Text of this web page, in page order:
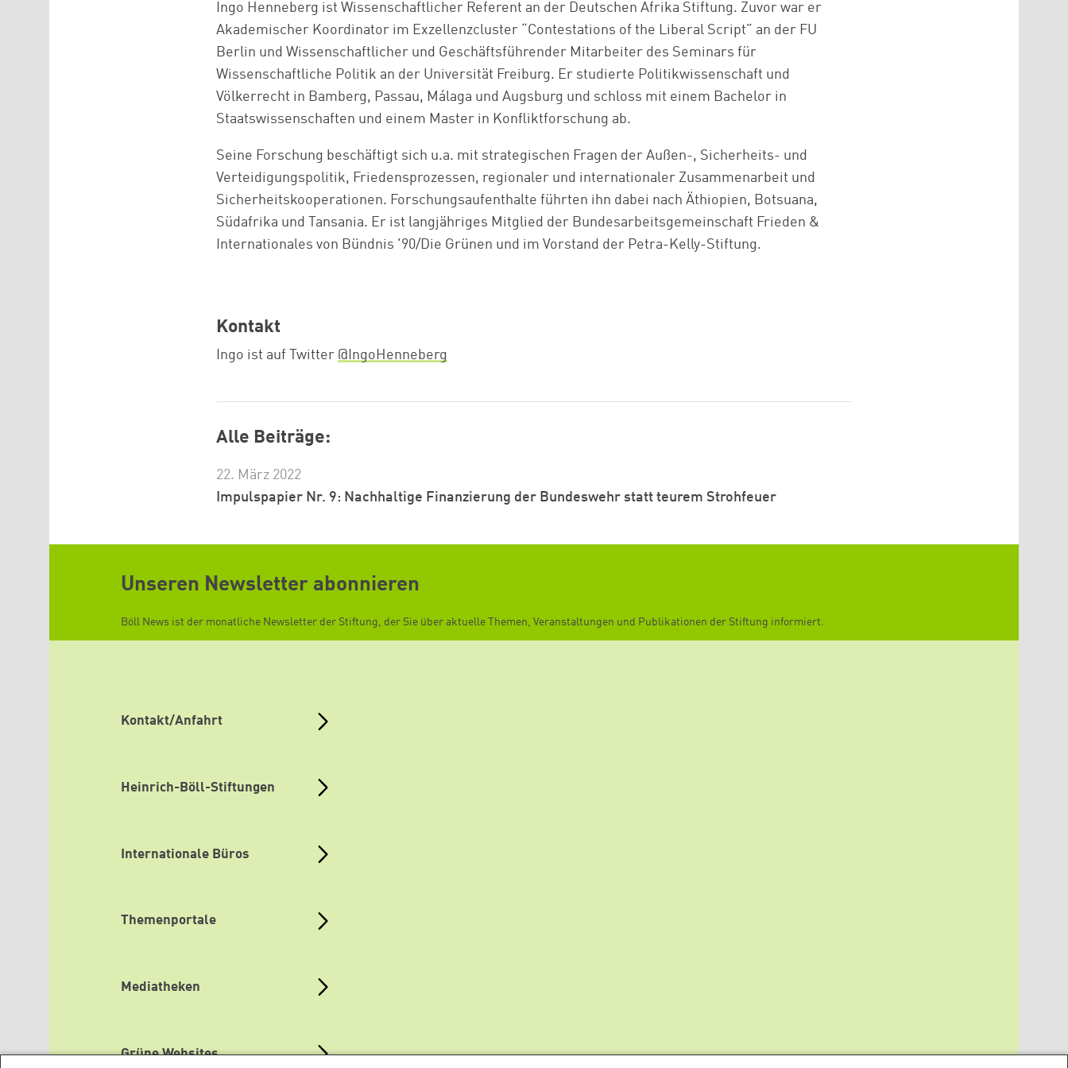
Ingo Henneberg ist Wissenschaftlicher Referent an der Deutschen Afrika Stiftung. Zuvor war er
Akademischer Koordinator im Exzellenzcluster “Contestations of the Liberal Script” an der FU
Berlin und Wissenschaftlicher und Geschäftsführender Mitarbeiter des Seminars für
Wissenschaftliche Politik an der Universität Freiburg. Er studierte Politikwissenschaft und
Völkerrecht in Bamberg, Passau, Málaga und Augsburg und schloss mit einem Bachelor in
Staatswissenschaften und einem Master in Konfliktforschung ab.
Seine Forschung beschäftigt sich u.a. mit strategischen Fragen der Außen-, Sicherheits- und
Verteidigungspolitik, Friedensprozessen, regionaler und internationaler Zusammenarbeit und
Sicherheitskooperationen. Forschungsaufenthalte führten ihn dabei nach Äthiopien, Botsuana,
Südafrika und Tansania. Er ist langjähriges Mitglied der Bundesarbeitsgemeinschaft Frieden &
Internationales von Bündnis '90/Die Grünen und im Vorstand der Petra-Kelly-Stiftung.
Kontakt
Ingo ist auf Twitter @IngoHenneberg
Alle Beiträge:
22. März 2022
Impulspapier Nr. 9: Nachhaltige Finanzierung der Bundeswehr statt teurem Strohfeuer
Zum Warenkorb hinzugefügt:
Unseren Newsletter abonnieren
Böll News ist der monatliche Newsletter der Stiftung, der Sie über aktuelle Themen, Veranstaltungen und Publikationen der Stiftung informiert.
Kontakt/Anfahrt
Heinrich-Böll-Stiftungen
Internationale Büros
Themenportale
Mediatheken
Grüne Websites